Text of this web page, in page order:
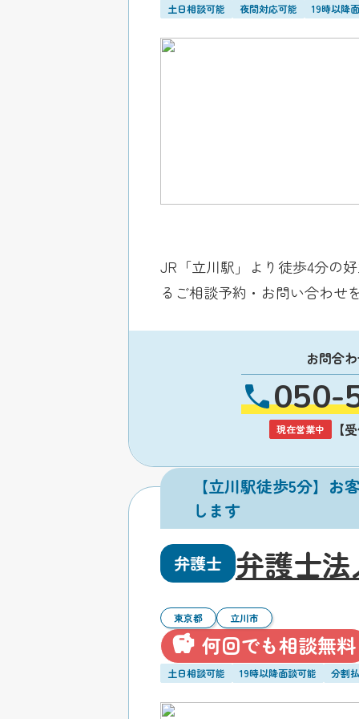
土日相談可能 夜間対応可能 19時以降
JR「立川駅」より徒歩4分の
るご相談予約・お問い合わせ
お問合
050-
現在営業中 【
【立川駅徒歩5分】
します
弁護士 弁護士
東京都 立川市
何回でも相談無料
土日相談可能 19時以降面談可能 分割